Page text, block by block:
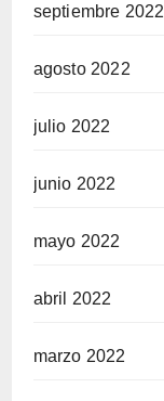
septiembre 2022
agosto 2022
julio 2022
junio 2022
mayo 2022
abril 2022
marzo 2022